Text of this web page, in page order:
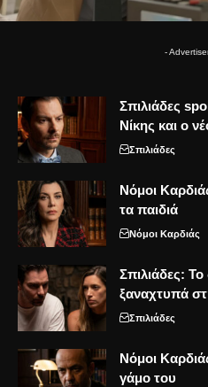
-
Σπιλιάδες
Νίκης και ο
Σπιλιάδες
Νόμοι
τα παιδιά
Νόμοι Καρδιάς
Σπιλιάδες:
ξαναχτυπά
Σπιλιάδες
Νόμοι
γάμο του